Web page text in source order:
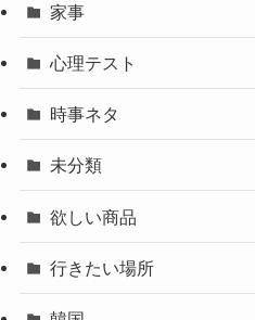
家事
心理テスト
時事ネタ
未分類
欲しい商品
行きたい場所